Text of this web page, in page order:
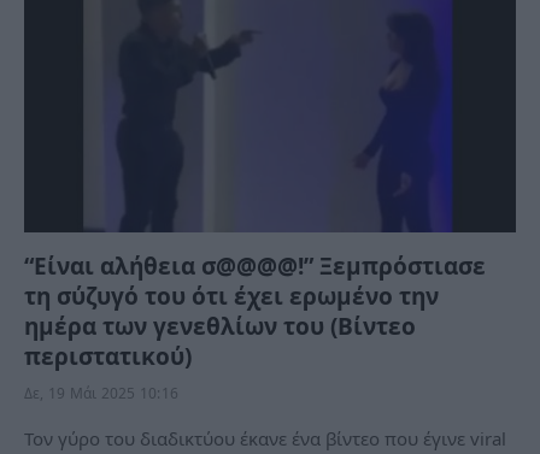
“Είναι αλήθεια σ@@@@!” Ξεμπρόστιασε
τη σύζυγό του ότι έχει ερωμένο την
ημέρα των γενεθλίων του (Βίντεο
περιστατικού)
Δε, 19 Μάι 2025 10:16
Τον γύρο του διαδικτύου έκανε ένα βίντεο που έγινε viral